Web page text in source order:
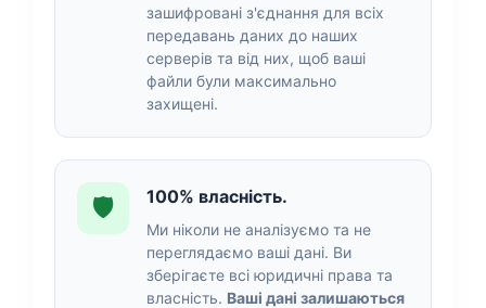
зашифровані з'єднання для всіх
передавань даних до наших
серверів та від них, щоб ваші
файли були максимально
захищені.
🛡️ 100% власність.
Ми ніколи не аналізуємо та не
переглядаємо ваші дані. Ви
зберігаєте всі юридичні права та
власність. Ваші дані залишаються